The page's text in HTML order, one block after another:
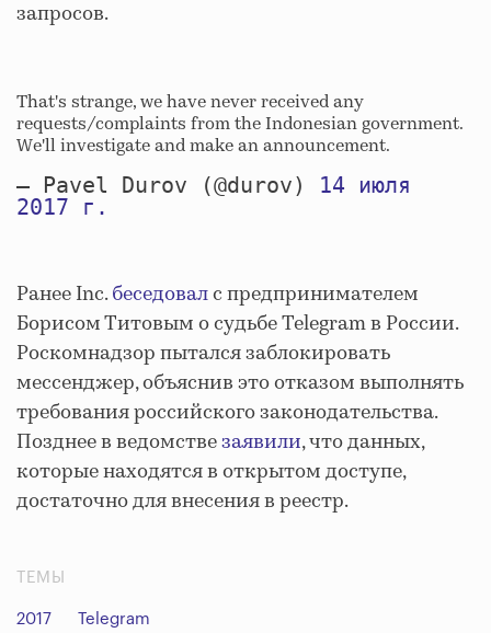
запросов.
That's strange, we have never received any
requests/complaints from the Indonesian government.
We'll investigate and make an announcement.
— Pavel Durov (@durov) 14 июля
2017 г.
Ранее Inc.беседовалс предпринимателем
Борисом Титовым о судьбе Telegram в России.
Роскомнадзор пытался заблокировать
мессенджер, объяснив это отказом выполнять
требования российского законодательства.
Позднее в ведомствезаявили, что данных,
которые находятся в открытом доступе,
достаточно для внесения в реестр.
ТЕМЫ
2017 Telegram